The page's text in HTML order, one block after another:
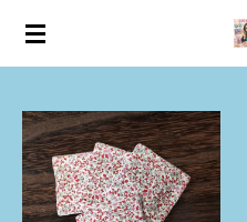
Passer
principal